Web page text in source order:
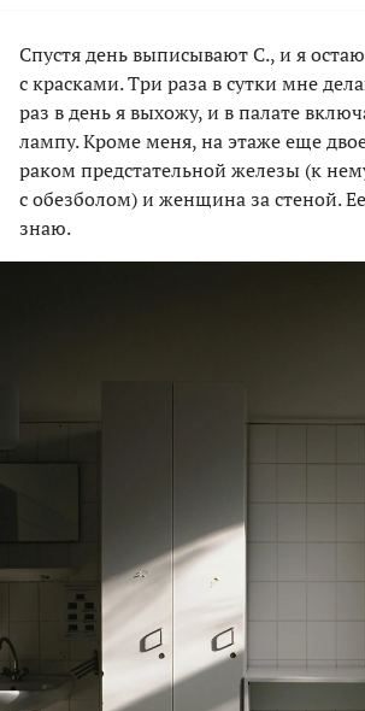
Спустя день выписывают С., и я
с красками. Три раза в сутки мне
раз в день я выхожу, и в палате
лампу. Кроме меня, на этаже еще
раком предстательной железы (к
с обезболом) и женщина за стеной.
знаю.